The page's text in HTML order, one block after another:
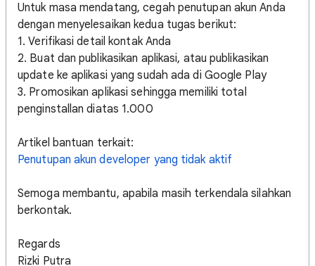
Untuk masa mendatang, cegah penutupan akun Anda
dengan menyelesaikan kedua tugas berikut:
1. Verifikasi detail kontak Anda
2. Buat dan publikasikan aplikasi, atau publikasikan
update ke aplikasi yang sudah ada di Google Play
3. Promosikan aplikasi sehingga memiliki total
penginstallan diatas 1.000
Artikel bantuan terkait:
Penutupan akun developer yang tidak aktif
Semoga membantu, apabila masih terkendala silahkan
berkontak.
Regards
Rizki Putra